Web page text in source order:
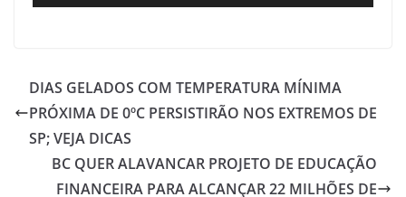
DIAS GELADOS COM TEMPERATURA MÍNIMA
PRÓXIMA DE 0ºC PERSISTIRÃO NOS EXTREMOS DE
SP; VEJA DICAS
BC QUER ALAVANCAR PROJETO DE EDUCAÇÃO
FINANCEIRA PARA ALCANÇAR 22 MILHÕES DE